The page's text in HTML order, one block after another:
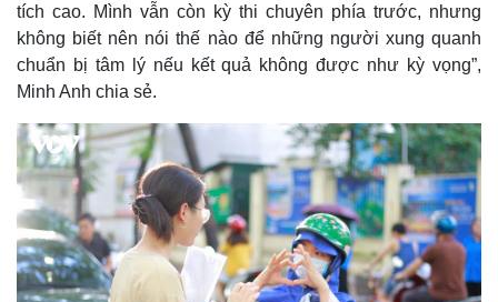
tích cao. Mình vẫn còn kỳ thi chuyên phía trước, nhưng
không biết nên nói thế nào để những người xung quanh
chuẩn bị tâm lý nếu kết quả không được như kỳ vọng”,
Minh Anh chia sẻ.